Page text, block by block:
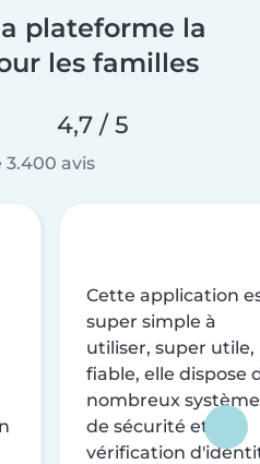
plateforme la
les familles
4,7 / 5
3.400 avis
Cette application
super simple à
utiliser, super utile,
fiable, elle dispose
nombreux
de sécurité et de
vérification